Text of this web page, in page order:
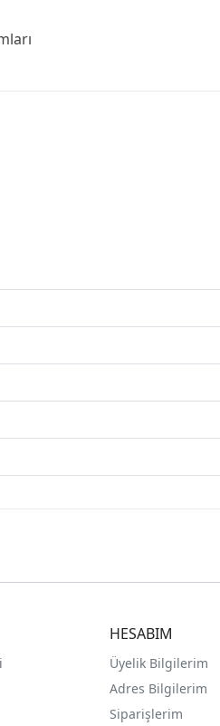
HESABIM
Üyelik Bilgilerim
Adres Bilgilerim
Siparişlerim